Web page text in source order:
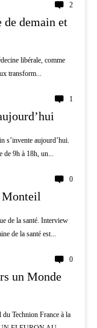
2
demain et
libérale, comme
transform...
1
s’invente aujourd’hui.
de 9h à 18h, un...
0
Monteil
de la santé. Interview
de la santé est...
0
un Monde
Technion France à la